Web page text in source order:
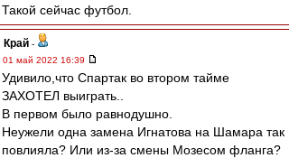
Такой сейчас футбол.
Край -
01 май 2022 16:39
Удивило,что Спартак во втором тайме
ЗАХОТЕЛ выиграть..
В первом было равнодушно.
Неужели одна замена Игнатова на Шамара так
повлияла? Или из-за смены Мозесом фланга?